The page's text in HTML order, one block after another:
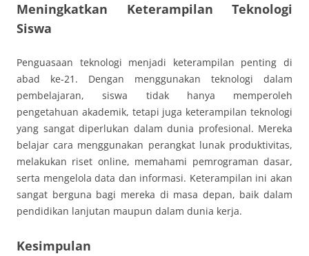
Meningkatkan Keterampilan Teknologi
Siswa
Penguasaan teknologi menjadi keterampilan penting di
abad ke-21. Dengan menggunakan teknologi dalam
pembelajaran, siswa tidak hanya memperoleh
pengetahuan akademik, tetapi juga keterampilan teknologi
yang sangat diperlukan dalam dunia profesional. Mereka
belajar cara menggunakan perangkat lunak produktivitas,
melakukan riset online, memahami pemrograman dasar,
serta mengelola data dan informasi. Keterampilan ini akan
sangat berguna bagi mereka di masa depan, baik dalam
pendidikan lanjutan maupun dalam dunia kerja.
Kesimpulan